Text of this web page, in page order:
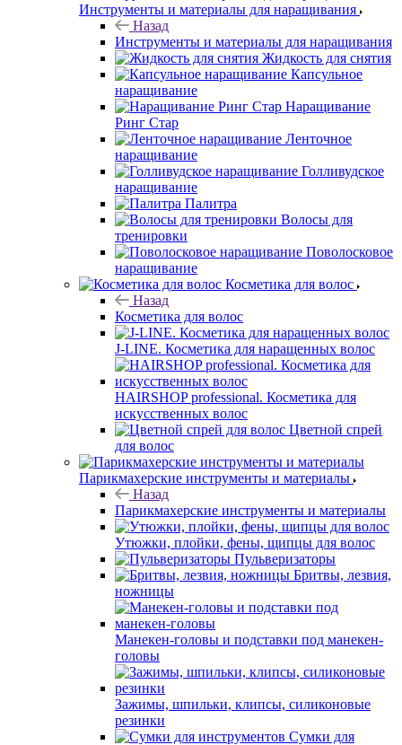
Инструменты и материалы для наращивания
Назад
Инструменты и материалы для наращивания
Жидкость для снятия
Капсульное
наращивание
Наращивание
Ринг Стар
Ленточное
наращивание
Голливудское
наращивание
Палитра
Волосы для
тренировки
Поволосковое
наращивание
Косметика для волос
Назад
Косметика для волос
J-LINE. Косметика для наращенных волос
HAIRSHOP professional. Косметика для
искусственных волос
Цветной спрей
для волос
Парикмахерские инструменты и материалы
Назад
Парикмахерские инструменты и материалы
Утюжки, плойки, фены, щипцы для волос
Пульверизаторы
Бритвы, лезвия,
ножницы
Манекен-головы и подставки под манекен-
головы
Зажимы, шпильки, клипсы, силиконовые
резинки
Сумки для